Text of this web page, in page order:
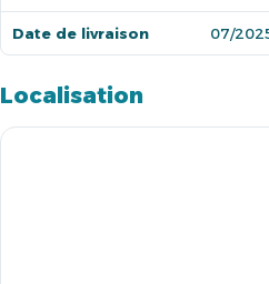
Date de livraison 07/
Localisation